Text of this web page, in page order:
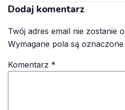
Dodaj komentarz
Twój adres email nie zostanie
Wymagane pola są oznaczone
Komentarz *